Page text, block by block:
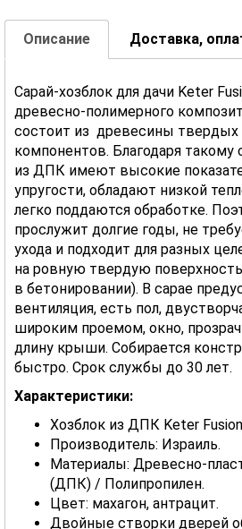
Описание Доставка,
Сарай-хозблок для дачи Keter
древесно-полимерного
состоит из древесины
компонентов. Благодаря такому
из ДПК имеют высокие
упругости, обладают низкой
легко поддаются обработке.
прослужит долгие годы, не
ухода и подходит для разных
на ровную твердую
в бетонировании). В сарае
вентиляция, есть пол,
широким проемом, окно,
длину крыши. Собирается
быстро. Срок службы до 30 лет.
Характеристики:
Хозблок из ДПК Keter
Производитель: Израиль.
Материалы: Древесно-
(ДПК) / Полипропилен.
Цвет: махагон, антрацит.
Двойные створки дверей